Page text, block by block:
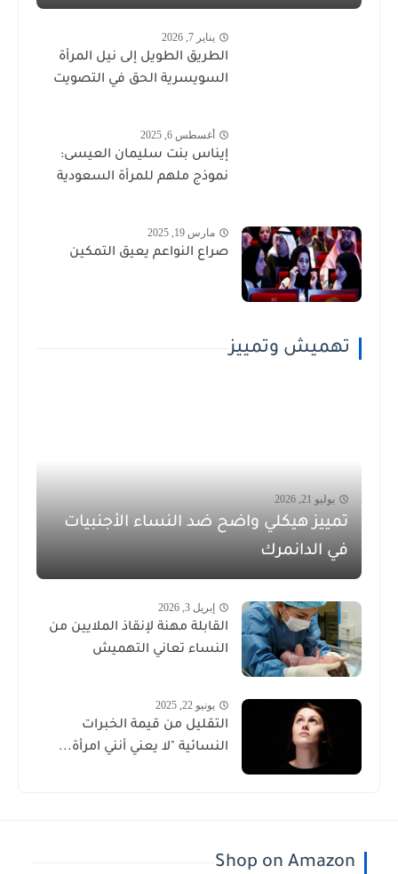
يناير 7, 2026
الطريق الطويل إلى نيل المرأة
السويسرية الحق في التصويت
أغسطس 6, 2025
إيناس بنت سليمان العيسى:
نموذج ملهم للمرأة السعودية
مارس 19, 2025
صراع النواعم يعيق التمكين
تهميش وتمييز
يوليو 21, 2026
تمييز هيكلي واضح ضد النساء الأجنبيات
في الدانمرك
إبريل 3, 2026
القابلة مهنة لإنقاذ الملايين من
النساء تعاني التهميش
يونيو 22, 2025
التقليل من قيمة الخبرات
النسائية "لا يعني أنني امرأة...
Shop on Amazon